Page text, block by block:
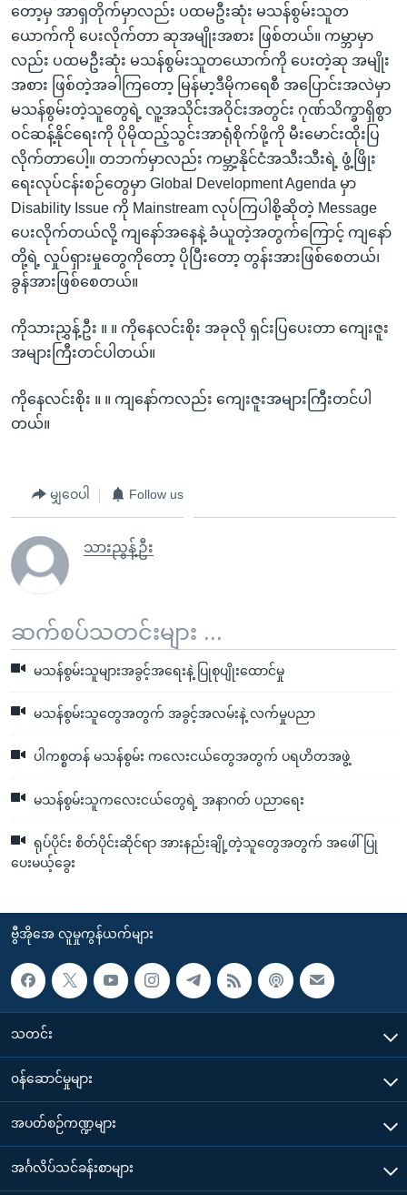
တော့မှ အာရှတိုက်မှာလည်း ပထမဦးဆုံး မသန်စွမ်းသူတ
ယောက်ကို ပေးလိုက်တာ ဆုအမျိုးအစား ဖြစ်တယ်။ ကမ္ဘာမှာ
လည်း ပထမဦးဆုံး မသန်စွမ်းသူတယောက်ကို ပေးတဲ့ဆု အမျိုး
အစား ဖြစ်တဲ့အခါကြတော့ မြန်မာ့ဒီမိုကရေစီ အပြောင်းအလဲမှာ
မသန်စွမ်းတဲ့သူတွေရဲ့ လူ့အသိုင်းအဝိုင်းအတွင်း ဂုဏ်သိက္ခာရှိစွာ
ဝင်ဆန့်နိုင်ရေးကို ပိုမိုထည့်သွင်းအာရုံစိုက်ဖို့ကို မီးမောင်းထိုးပြ
လိုက်တာပေါ့။ တဘက်မှာလည်း ကမ္ဘာ့နိုင်ငံအသီးသီးရဲ့ ဖွံ့ဖြိုး
ရေးလုပ်ငန်းစဉ်တွေမှာ Global Development Agenda မှာ
Disability Issue ကို Mainstream လုပ်ကြပါစို့ဆိုတဲ့ Message
ပေးလိုက်တယ်လို့ ကျနော်အနေနဲ့ ခံယူတဲ့အတွက်ကြောင့် ကျနော်
တို့ရဲ့ လှုပ်ရှားမှုတွေကိုတော့ ပိုပြီးတော့ တွန်းအားဖြစ်စေတယ်၊
ခွန်အားဖြစ်စေတယ်။
ကိုသားညွှန့်ဦး ။ ။ ကိုနေလင်းစိုး အခုလို ရှင်းပြပေးတာ ကျေးဇူး
အများကြီးတင်ပါတယ်။
ကိုနေလင်းစိုး ။ ။ ကျနော်ကလည်း ကျေးဇူးအများကြီးတင်ပါ
တယ်။
မျှဝေပါ Follow us
သားညွန့်ဦး
ဆက်စပ်သတင်းများ ...
မသန်စွမ်းသူများအခွင့်အရေးနဲ့ ပြုစုပျိုးထောင်မှု
မသန်စွမ်းသူတွေအတွက် အခွင့်အလမ်းနဲ့ လက်မှုပညာ
ပါကစ္စတန် မသန်စွမ်း ကလေးငယ်တွေအတွက် ပရဟိတအဖွဲ့
မသန်စွမ်းသူကလေးငယ်တွေရဲ့ အနာဂတ် ပညာရေး
ရုပ်ပိုင်း စိတ်ပိုင်းဆိုင်ရာ အားနည်းချို့တဲ့သူတွေအတွက် အဖေါ်ပြု
ပေးမယ့်ခွေး
ဗွီအိုအေ လူမှုကွန်ယက်များ
သတင်း
၀န်ဆောင်မှုများ
အပတ်စဉ်ကဏ္ဍများ
အင်္ဂလိပ်သင်ခန်းစာများ